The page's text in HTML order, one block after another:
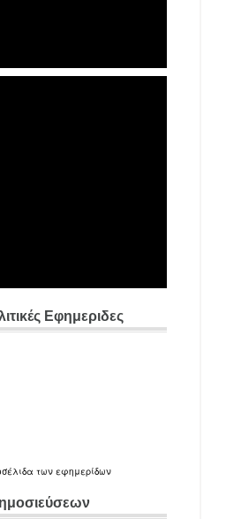
Εφημεριδες
των εφημερίδων